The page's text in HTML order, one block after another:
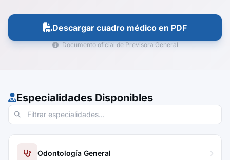
Descargar cuadro médico en PDF
Documento oficial de Previsora General
Especialidades Disponibles
Odontología General